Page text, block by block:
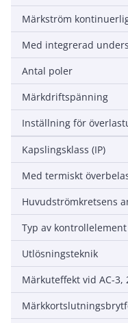
Märkström
Antal poler
Märkdriftspänning
Kapslingsklass (IP)
Typ av kontrollelement
Utlösningsteknik